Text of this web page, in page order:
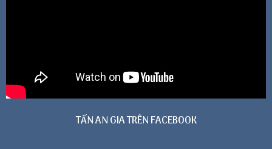
TẤN AN GIA TRÊN FACEBOOK